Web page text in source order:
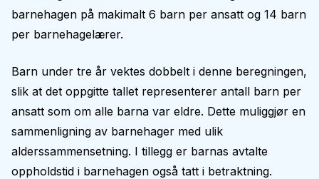
barnehagen på makimalt 6 barn per ansatt og 14 barn
per barnehagelærer.
Barn under tre år vektes dobbelt i denne beregningen,
slik at det oppgitte tallet representerer antall barn per
ansatt som om alle barna var eldre. Dette muliggjør en
sammenligning av barnehager med ulik
alderssammensetning. I tillegg er barnas avtalte
oppholdstid i barnehagen også tatt i betraktning.